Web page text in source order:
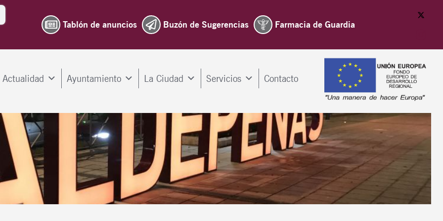
Tablón de anuncios Buzón de Sugerencias Farmacia de Guardia
Actualidad Ayuntamiento La Ciudad Servicios Contacto